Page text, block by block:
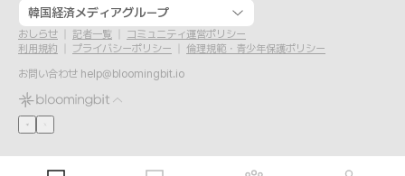
韓国経済メディアグループ
おしらせ 記者一覧
コミュニティ運営ポリシー
利用規約
プライバシーポリシー
倫理規範・青少年保護ポリシー
お問い合わせ help@bloomingbit.io